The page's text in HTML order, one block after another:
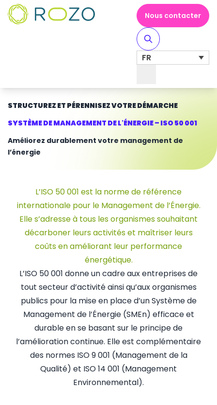
Nous contacter
FR
STRUCTUREZ ET PÉRENNISEZ VOTRE DÉMARCHE
SYSTÈME DE MANAGEMENT DE L'ÉNERGIE – ISO 50 001
Améliorez durablement votre management de
l’énergie
L’ISO 50 001 est la norme de référence
internationale pour le Management de l’Énergie.
Elle s’adresse à tous les organismes souhaitant
décarboner leurs activités et maîtriser leurs
coûts en améliorant leur performance
énergétique.
L’ISO 50 001 donne un cadre aux entreprises de
tout secteur d’activité ainsi qu’aux organismes
publics pour la mise en place d’un Système de
Management de l’Énergie (SMEn) efficace et
durable en se basant sur le principe de
l’amélioration continue. Elle est complémentaire
des normes ISO 9 001 (Management de la
Qualité) et ISO 14 001 (Management
Environnemental).